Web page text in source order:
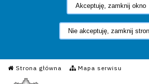
Akceptuję, zamknij okno
Nie akceptuję, zamknij
Strona główna Mapa serwisu
Informacyjny